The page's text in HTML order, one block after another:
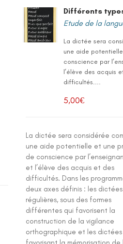
Différents
Etude de la
La dictée sera
une aide
conscience par
l’élève des acquis
difficultés....
5,00€
La dictée sera considérée
une aide potentielle et une
de conscience par
et l’élève des acquis et des
difficultés. Dans les
deux axes définis : les dictées
régulières, sous des formes
différentes qui favorisent la
construction de la vigilance
orthographique et les dictées